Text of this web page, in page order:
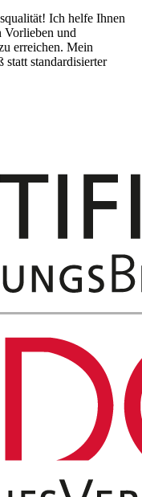
Ich helfe Ihnen
Vorlieben und
erreichen. Mein
statt standardisierter